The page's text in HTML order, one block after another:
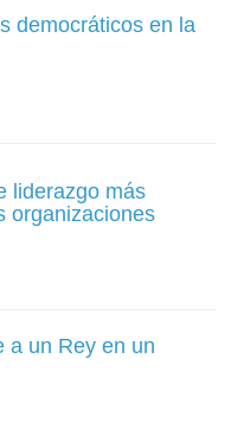
democráticos en la
liderazgo más
organizaciones
a un Rey en un